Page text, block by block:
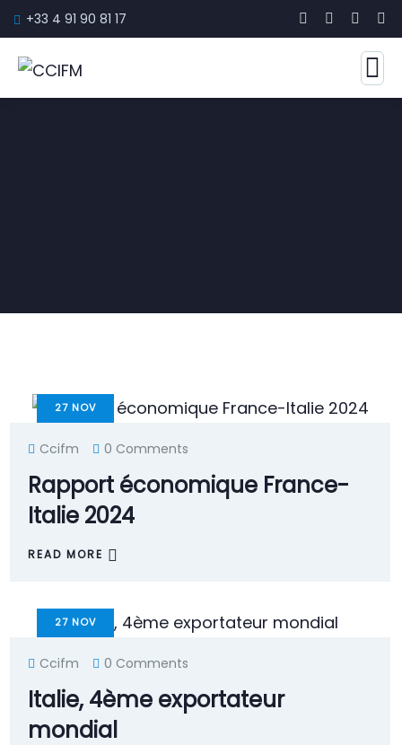
+33 4 91 90 81 17
27 NOV
Ccifm 0 Comments
Rapport économique France-
Italie 2024
READ MORE
27 NOV
Ccifm 0 Comments
Italie, 4ème exportateur
mondial